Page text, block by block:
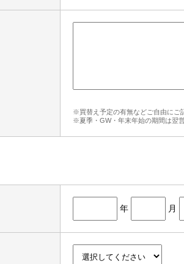
※買替え予定の有無などご自由にご
※夏季・GW・年末年始の期間は翌
年 月